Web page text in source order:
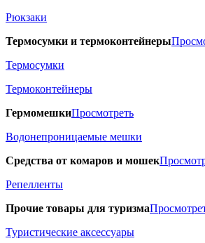
Рюкзаки
Термосумки и термоконтейнеры
Термосумки
Термоконтейнеры
ГермомешкиПросмотреть
Водонепроницаемые мешки
Средства от комаров и мошек
Репелленты
Прочие товары для туризма
Туристические аксессуары